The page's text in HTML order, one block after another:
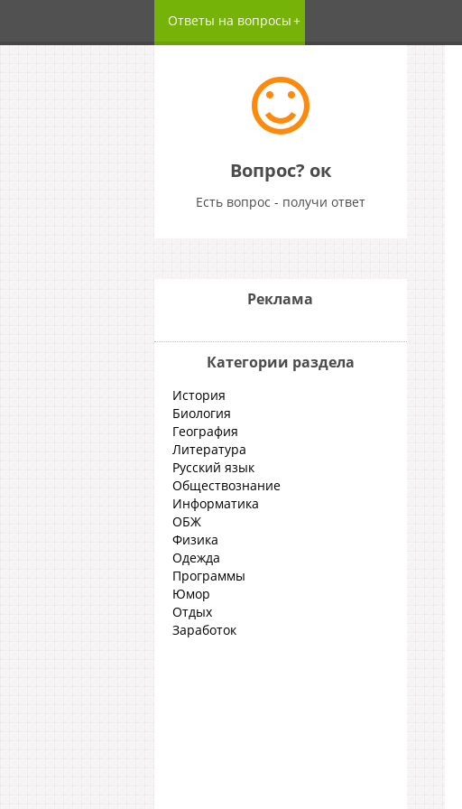
Ответы на вопросы
Вопрос? ок
Есть вопрос - получи ответ
Реклама
Категории раздела
История
Биология
География
Литература
Русский язык
Обществознание
Информатика
ОБЖ
Физика
Одежда
Программы
Юмор
Отдых
Заработок